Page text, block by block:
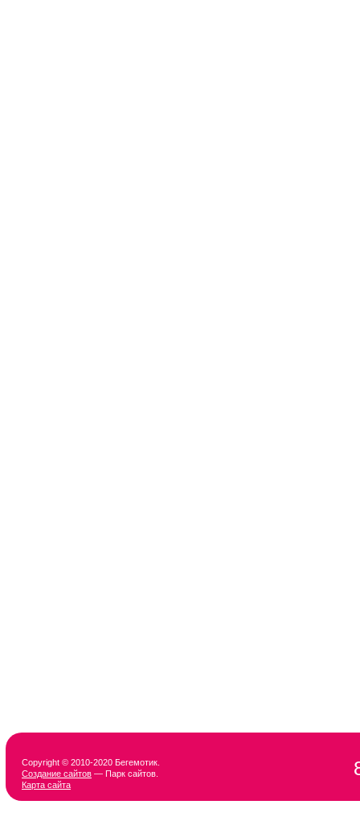
Copyright © 2010-2020 Бегемотик.
Создание сайтов — Парк сайтов.
Карта сайта